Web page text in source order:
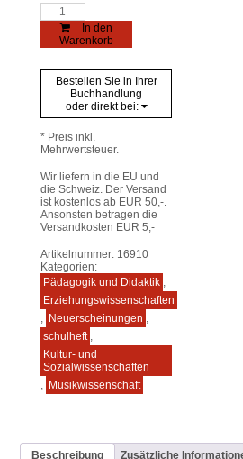
schulheft
1/26
201
In den
Warenkorb
Bestellen Sie in Ihrer
Buchhandlung
oder direkt bei:
* Preis inkl.
Mehrwertsteuer.
Wir liefern in die EU und
die Schweiz. Der Versand
ist kostenlos ab EUR 50,-.
Ansonsten betragen die
Versandkosten EUR 5,-
Artikelnummer: 16910
Kategorien:
Pädagogik und Didaktik
Erziehungswissenschaften
Neuerscheinungen
schulheft
Kultur- und
Sozialwissenschaften
Musikwissenschaft
Beschreibung Zusätzliche